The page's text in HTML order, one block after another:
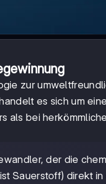
zur
es sich um
als bei
der die
Sauerstoff) direkt